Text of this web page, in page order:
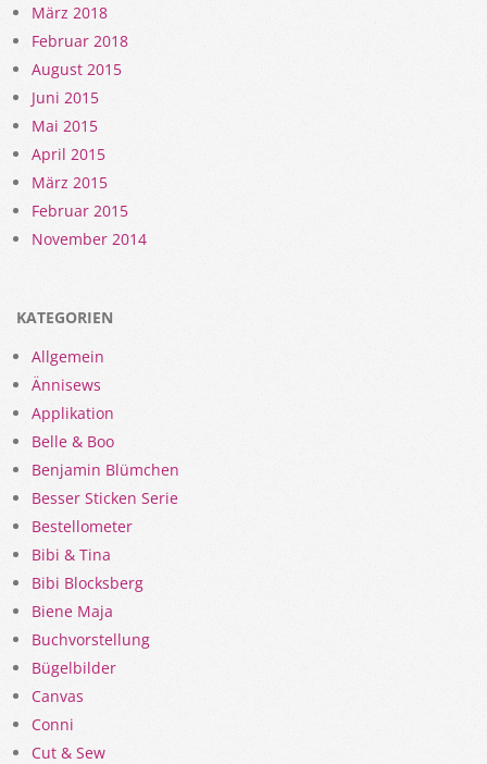
März 2018
Februar 2018
August 2015
Juni 2015
Mai 2015
April 2015
März 2015
Februar 2015
November 2014
KATEGORIEN
Allgemein
Ännisews
Applikation
Belle & Boo
Benjamin Blümchen
Besser Sticken Serie
Bestellometer
Bibi & Tina
Bibi Blocksberg
Biene Maja
Buchvorstellung
Bügelbilder
Canvas
Conni
Cut & Sew